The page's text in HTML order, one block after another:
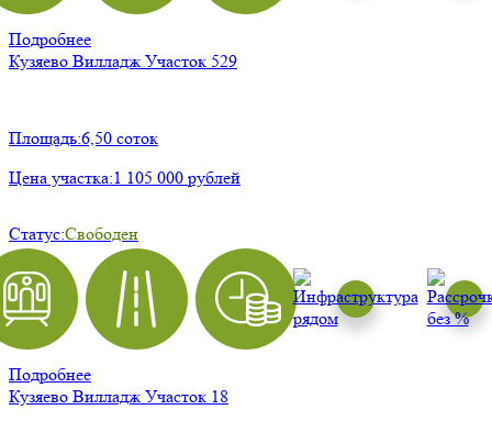
Подробнее
Кузяево Вилладж Участок 529
Площадь:6,50 соток
Цена участка:1 105 000 рублей
Статус:Свободен
Подробнее
Кузяево Вилладж Участок 18